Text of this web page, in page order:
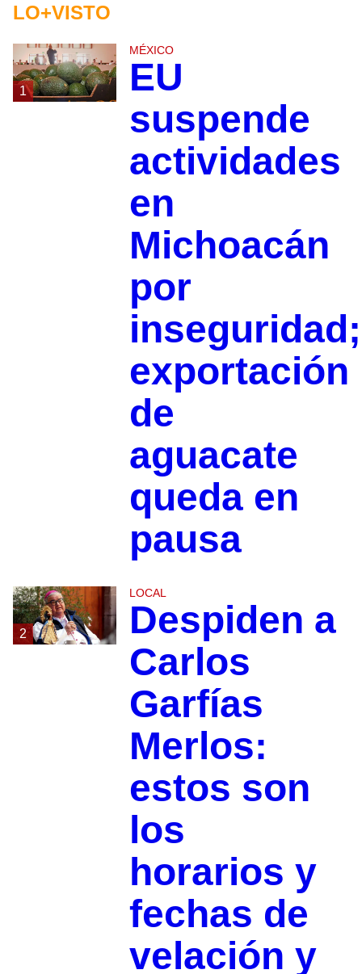
LO+VISTO
1
MÉXICO
EU
suspende
actividades
en
Michoacán
por
inseguridad;
exportación
de
aguacate
queda en
pausa
2
LOCAL
Despiden a
Carlos
Garfías
Merlos:
estos son
los
horarios y
fechas de
velación y